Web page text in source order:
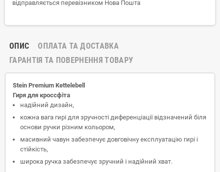
відправляється перевізником Нова Пошта
ОПИС
ОПЛАТА ТА ДОСТАВКА
ГАРАНТІЯ ТА ПОВЕРНЕННЯ ТОВАРУ
Stein Premium Kettelebell
Гиря для кроссфіта
надійний дизайн,
кожна вага гирі для зручності диференціації відзначений біля
основи ручки різним кольором,
масивний чавун забезпечує довговічну експлуатацію гирі і
стійкість,
широка ручка забезпечує зручний і надійний хват.